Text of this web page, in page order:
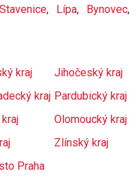
Stavenice, Lípa, Bynovec,
kraj
Jihočeský kraj
kraj Pardubický kraj
Olomoucký kraj
Zlínský kraj
Praha